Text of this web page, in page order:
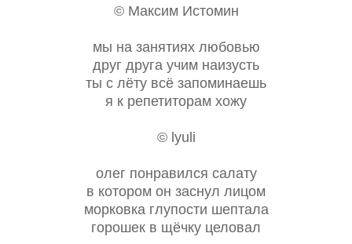
© Максим Истомин
мы на занятиях любовью
друг друга учим наизусть
ты с лёту всё запоминаешь
я к репетиторам хожу
© lyuli
олег понравился салату
в котором он заснул лицом
морковка глупости шептала
горошек в щёчку целовал